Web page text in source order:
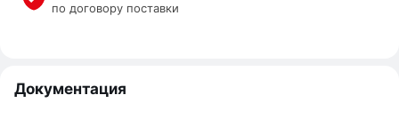
по договору поставки
Документация